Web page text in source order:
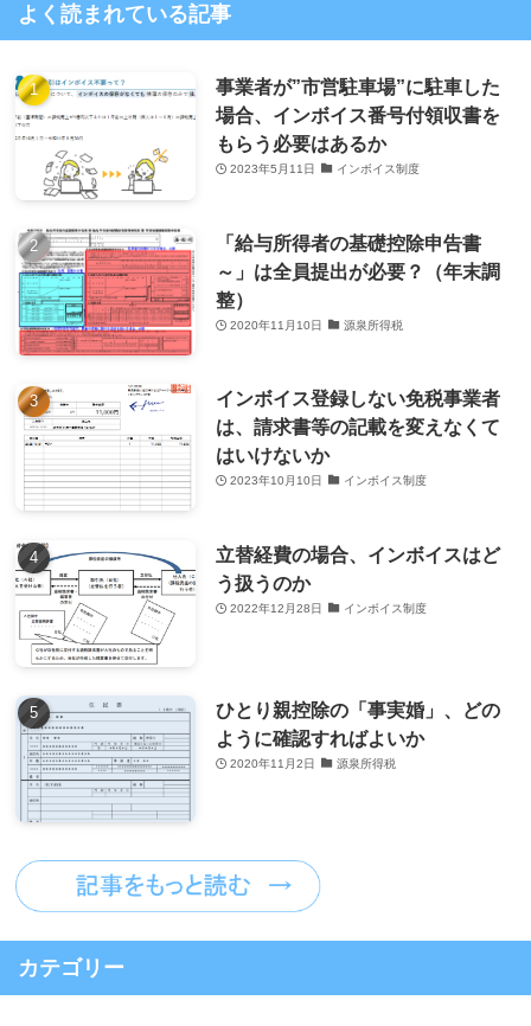
よく読まれている記事
事業者が”市営駐車場”に駐車した
場合、インボイス番号付領収書を
もらう必要はあるか
2023年5月11日 インボイス制度
「給与所得者の基礎控除申告書
～」は全員提出が必要？（年末調
整）
2020年11月10日 源泉所得税
インボイス登録しない免税事業者
は、請求書等の記載を変えなくて
はいけないか
2023年10月10日 インボイス制度
立替経費の場合、インボイスはど
う扱うのか
2022年12月28日 インボイス制度
ひとり親控除の「事実婚」、どの
ように確認すればよいか
2020年11月2日 源泉所得税
カテゴリー